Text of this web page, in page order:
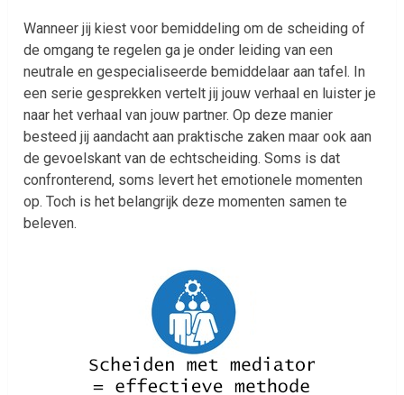
Wanneer jij kiest voor bemiddeling om de scheiding of
de omgang te regelen ga je onder leiding van een
neutrale en gespecialiseerde bemiddelaar aan tafel. In
een serie gesprekken vertelt jij jouw verhaal en luister je
naar het verhaal van jouw partner. Op deze manier
besteed jij aandacht aan praktische zaken maar ook aan
de gevoelskant van de echtscheiding. Soms is dat
confronterend, soms levert het emotionele momenten
op. Toch is het belangrijk deze momenten samen te
beleven.